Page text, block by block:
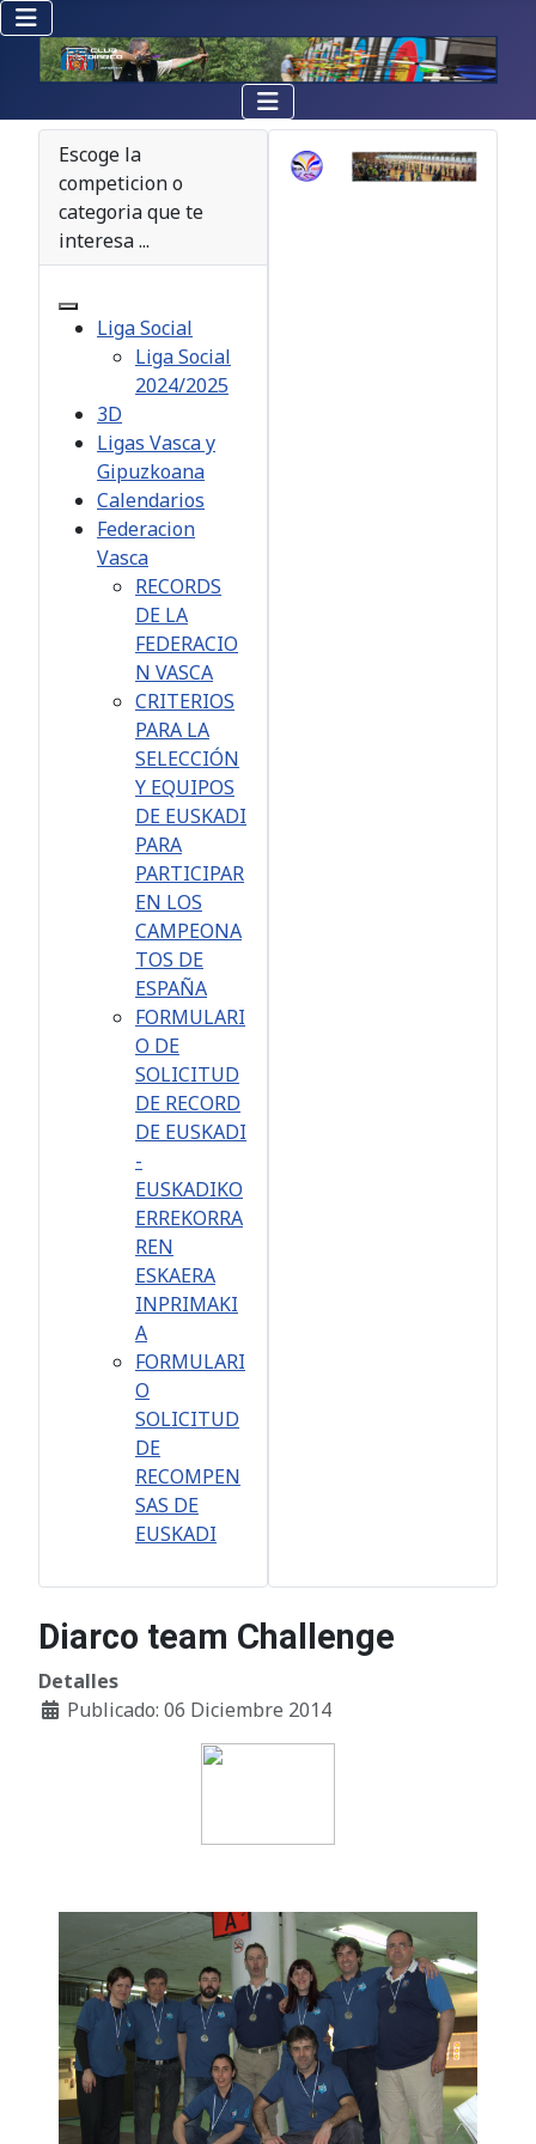
Escoge la
competicion o
categoria que te
interesa ...
Liga Social
Liga Social
2024/2025
3D
Ligas Vasca y
Gipuzkoana
Calendarios
Federacion
Vasca
RECORDS
DE LA
FEDERACIO
N VASCA
CRITERIOS
PARA LA
SELECCIÓN
Y EQUIPOS
DE EUSKADI
PARA
PARTICIPAR
EN LOS
CAMPEONA
TOS DE
ESPAÑA
FORMULARI
O DE
SOLICITUD
DE RECORD
DE EUSKADI
-
EUSKADIKO
ERREKORRA
REN
ESKAERA
INPRIMAKI
A
FORMULARI
O
SOLICITUD
DE
RECOMPEN
SAS DE
EUSKADI
Diarco team Challenge
Detalles
Publicado: 06 Diciembre 2014